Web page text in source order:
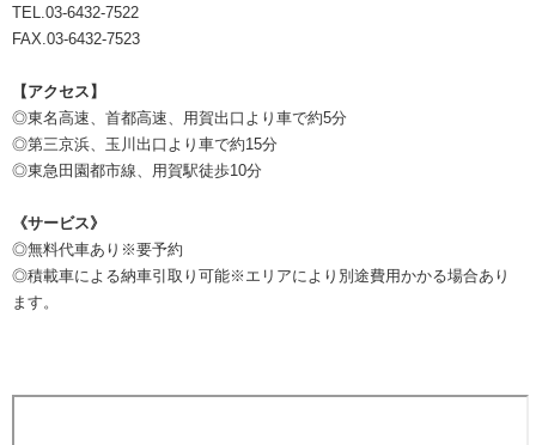
TEL.03-6432-7522
FAX.03-6432-7523
【アクセス】
◎東名高速、首都高速、用賀出口より車で約5分
◎第三京浜、玉川出口より車で約15分
◎東急田園都市線、用賀駅徒歩10分
《サービス》
◎無料代車あり※要予約
◎積載車による納車引取り可能※エリアにより別途費用かかる場合あり
ます。